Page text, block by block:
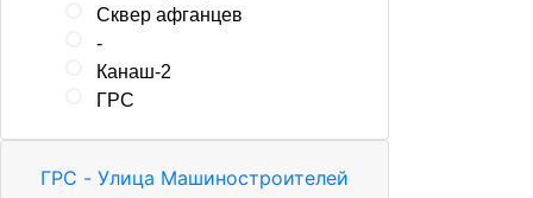
Сквер афганцев
-
Канаш-2
ГРС
ГРС - Улица Машиностроителей